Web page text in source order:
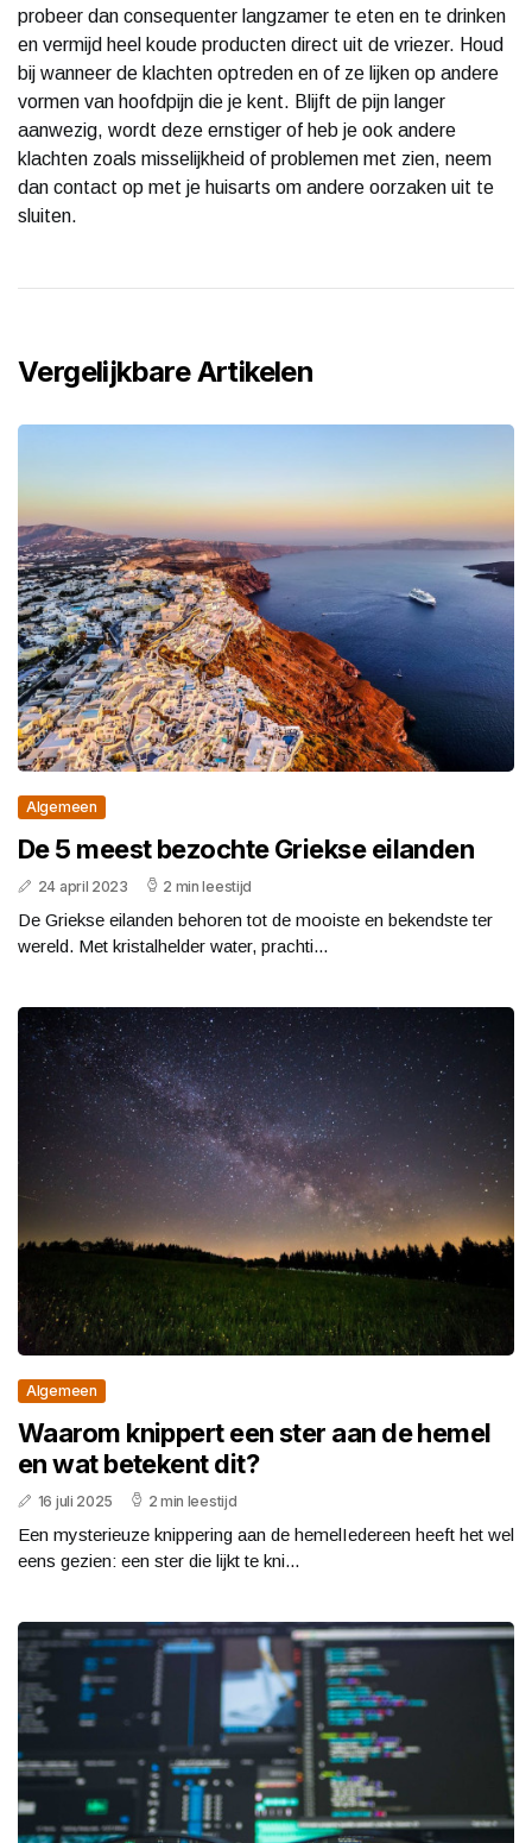
probeer dan consequenter langzamer te eten en te drinken
en vermijd heel koude producten direct uit de vriezer. Houd
bij wanneer de klachten optreden en of ze lijken op andere
vormen van hoofdpijn die je kent. Blijft de pijn langer
aanwezig, wordt deze ernstiger of heb je ook andere
klachten zoals misselijkheid of problemen met zien, neem
dan contact op met je huisarts om andere oorzaken uit te
sluiten.
Vergelijkbare Artikelen
Algemeen
De 5 meest bezochte Griekse eilanden
24 april 2023 2 min leestijd
De Griekse eilanden behoren tot de mooiste en bekendste ter
wereld. Met kristalhelder water, prachti...
Algemeen
Waarom knippert een ster aan de hemel
en wat betekent dit?
16 juli 2025 2 min leestijd
Een mysterieuze knippering aan de hemelIedereen heeft het wel
eens gezien: een ster die lijkt te kni...